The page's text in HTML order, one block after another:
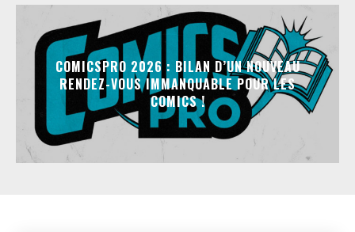
COMICSPRO 2026 : BILAN D’UN NOUVEAU
RENDEZ-VOUS IMMANQUABLE POUR LES
COMICS !